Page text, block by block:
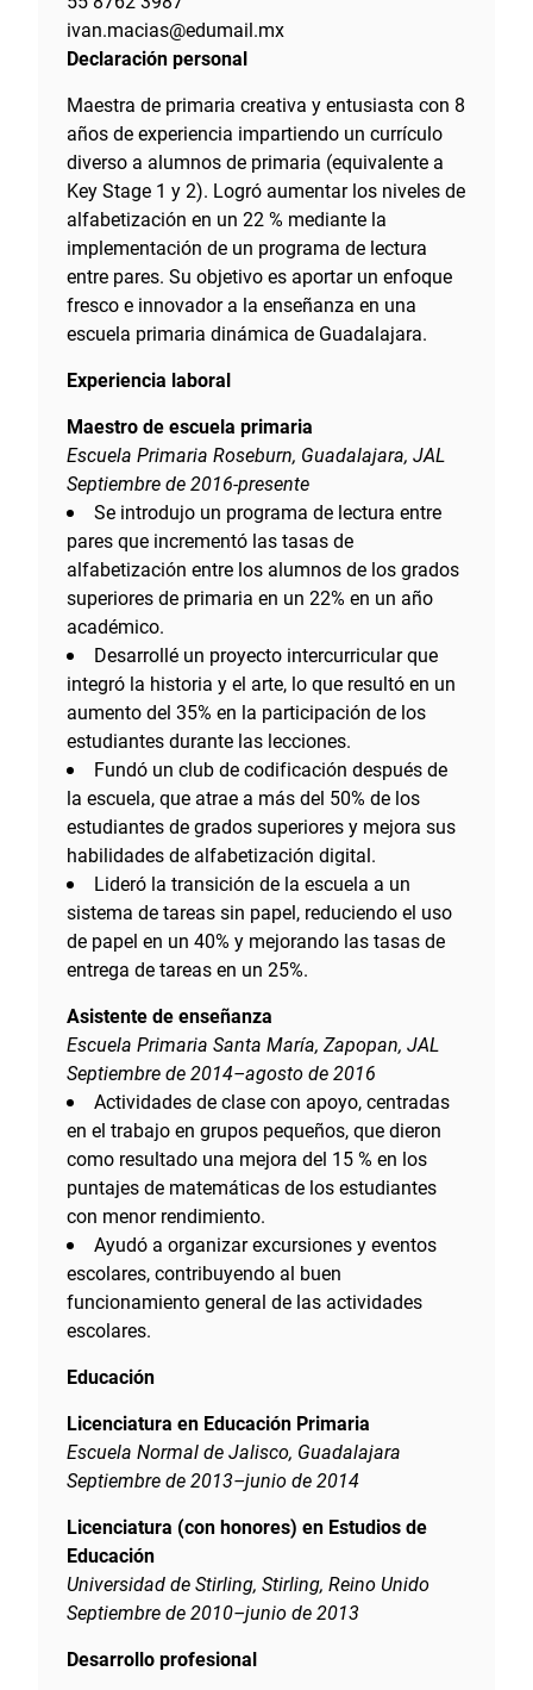
ivan.macias@edumail.mx
Declaración personal
Maestra de primaria creativa y entusiasta con 8
años de experiencia impartiendo un currículo
diverso a alumnos de primaria (equivalente a
Key Stage 1 y 2). Logró aumentar los niveles de
alfabetización en un 22 % mediante la
implementación de un programa de lectura
entre pares. Su objetivo es aportar un enfoque
fresco e innovador a la enseñanza en una
escuela primaria dinámica de Guadalajara.
Experiencia laboral
Maestro de escuela primaria
Escuela Primaria Roseburn, Guadalajara, JAL
Septiembre de 2016-presente
Se introdujo un programa de lectura entre
pares que incrementó las tasas de
alfabetización entre los alumnos de los grados
superiores de primaria en un 22% en un año
académico.
Desarrollé un proyecto intercurricular que
integró la historia y el arte, lo que resultó en un
aumento del 35% en la participación de los
estudiantes durante las lecciones.
Fundó un club de codificación después de
la escuela, que atrae a más del 50% de los
estudiantes de grados superiores y mejora sus
habilidades de alfabetización digital.
Lideró la transición de la escuela a un
sistema de tareas sin papel, reduciendo el uso
de papel en un 40% y mejorando las tasas de
entrega de tareas en un 25%.
Asistente de enseñanza
Escuela Primaria Santa María, Zapopan, JAL
Septiembre de 2014–agosto de 2016
Actividades de clase con apoyo, centradas
en el trabajo en grupos pequeños, que dieron
como resultado una mejora del 15 % en los
puntajes de matemáticas de los estudiantes
con menor rendimiento.
Ayudó a organizar excursiones y eventos
escolares, contribuyendo al buen
funcionamiento general de las actividades
escolares.
Educación
Licenciatura en Educación Primaria
Escuela Normal de Jalisco, Guadalajara
Septiembre de 2013–junio de 2014
Licenciatura (con honores) en Estudios de
Educación
Universidad de Stirling, Stirling, Reino Unido
Septiembre de 2010–junio de 2013
Desarrollo profesional